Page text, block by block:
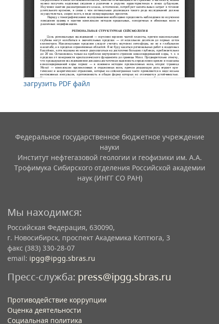
загрузить PDF файл
Федеральное государственное бюджетное учреждение
науки
Институт нефтегазовой геологии и геофизики им. А.А.
Трофимука Сибирского отделения Российской академии
наук (ИНГГ СО РАН)
Мы находимся:
Российская Федерация, 630090,
г. Новосибирск, проспект Академика Коптюга, 3
факс (383) 330-28-07
email: ipgg@ipgg.sbras.ru
Пресс-служба: press@ipgg.sbras.ru
Противодействие коррупции
Оценка деятельности
Социальная политика